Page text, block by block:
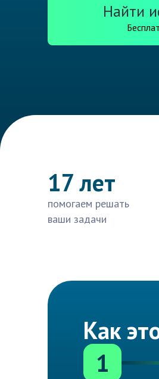
Найти
17 лет
помогаем решать
ваши задачи
Как
1